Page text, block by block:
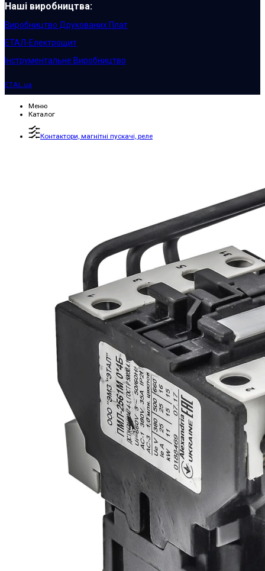
Наші виробництва:
Виробництво Друкованих Плат
ЕТАЛ-Електрощит
Інструментальне Виробництво
ETAL.ua
Меню
Каталог
Контактори, магнітні пускачі, реле